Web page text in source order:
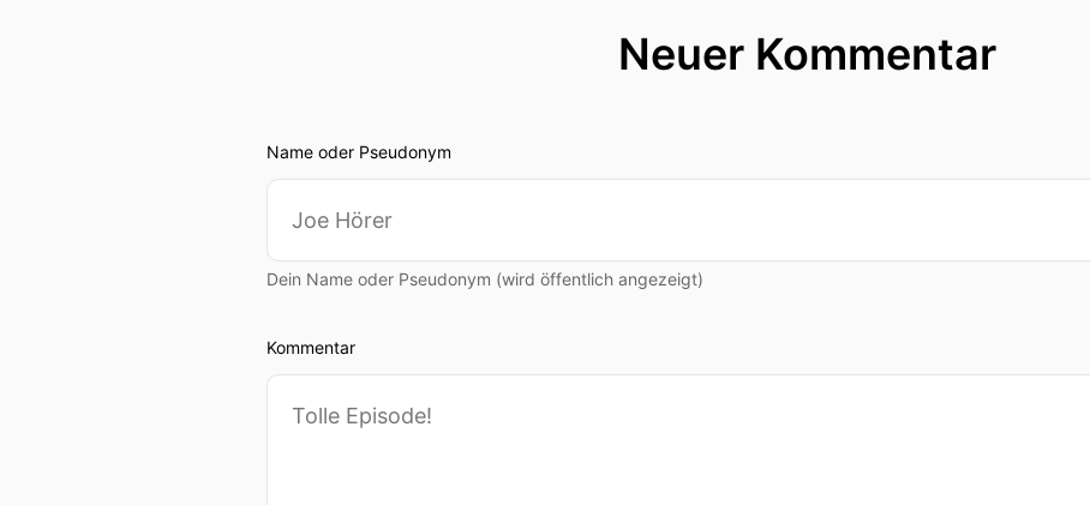
Neuer Kommentar
Name oder Pseudonym
Dein Name oder Pseudonym (wird öffentlich angezeigt)
Kommentar